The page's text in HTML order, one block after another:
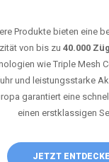
Produkte bieten eine
von bis zu 40.000
wie Triple Mesh
und leistungsstarke
garantiert eine
einen erstklassigen
JETZT